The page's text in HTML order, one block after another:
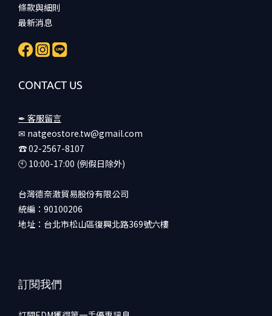
條款與細則
最新消息
CONTACT US
✒ 客服留言
✉ natgeostore.tw@gmail.com
☎︎ 02-2567-8107
🕙︎ 10:00-17:00 (例假日除外)
台灣德奈澈貿易股份有限公司
統編：90100206
地址：台北市松山區復興北路369號六樓
訂閱我們